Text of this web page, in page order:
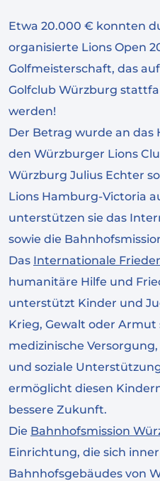
Etwa 20.000 € konnten
organisierte Lions Open
Golfmeisterschaft, das
Golfclub Würzburg
werden!
Der Betrag wurde an das
den Würzburger Lions
Würzburg Julius Echter
Lions Hamburg-Victoria
unterstützen sie das
sowie die
Das Internationale
humanitäre Hilfe und
unterstützt Kinder und
Krieg, Gewalt oder Armut
medizinische
und soziale
ermöglicht diesen
bessere Zukunft.
Die Bahnhofsmission
Einrichtung, die sich
Bahnhofsgebäudes von